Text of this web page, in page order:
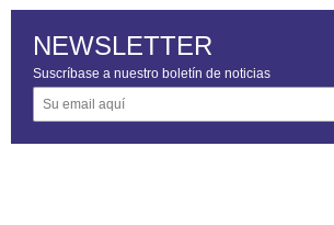
NEWSLETTER
Suscríbase a nuestro boletín de noticias